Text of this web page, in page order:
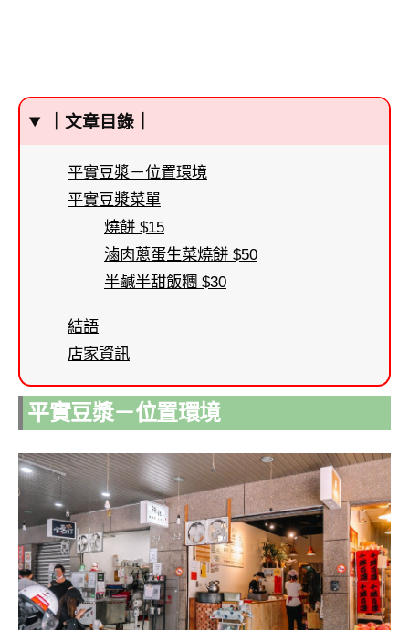
｜文章目錄｜
平實豆漿－位置環境
平實豆漿菜單
燒餅 $15
滷肉蔥蛋生菜燒餅 $50
半鹹半甜飯糰 $30
結語
店家資訊
平實豆漿－位置環境